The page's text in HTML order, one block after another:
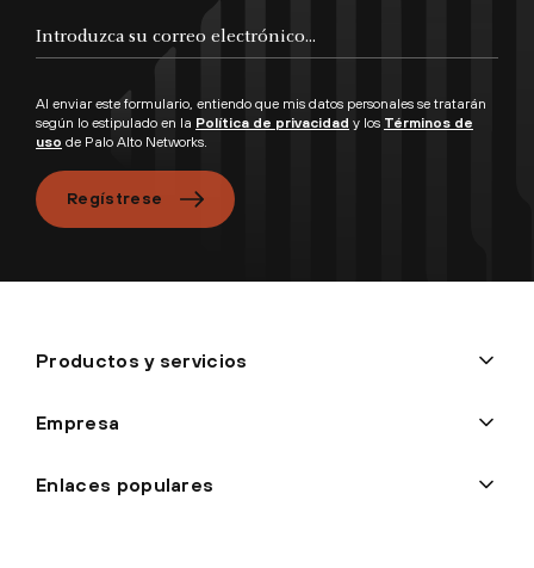
Al enviar este formulario, entiendo que mis datos personales se tratarán
según lo estipulado en la Política de privacidad y los Términos de
uso de Palo Alto Networks.
Regístrese
Productos y servicios
Empresa
Enlaces populares